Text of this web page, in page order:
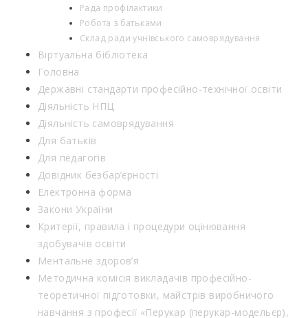
Рада профілактики
Робота з батьками
Склад ради учнівського самоврядування
Віртуальна бібліотека
Головна
Державні стандарти професійно-технічної освіти
Діяльність НПЦ
Діяльність самоврядування
Для батьків
Для педагогів
Довідник безбар’єрності
Електронна форма
Закони України
Критерії, правила і процедури оцінювання
здобувачів освіти
Ментальне здоров’я
Методична комісія викладачів професійно-
теоретичної підготовки, майстрів виробничого
навчання з професії «Перукар (перукар-модельєр),